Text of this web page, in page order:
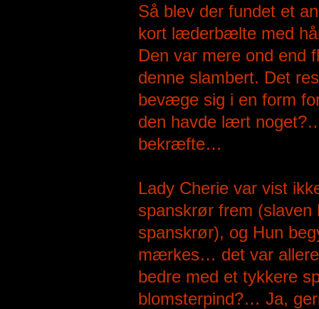
Så blev der fundet et
kort læderbælte med
Den var mere ond end
denne slambert. Det
bevæge sig i en form
den havde lært
bekræfte…
Lady Cherie var vist
spanskrør frem (slaven
spanskrør), og Hun
mærkes… det var
bedre med et tykkere
blomsterpind?… Ja,